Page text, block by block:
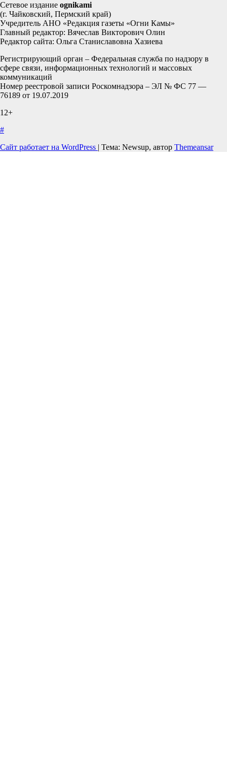
Сетевое издание ognikami
(г. Чайковский, Пермский край)
Учредитель АНО «Редакция газеты «Огни Камы»
Главный редактор: Вячеслав Викторович Олин
Редактор сайта: Ольга Станиславовна Хазиева
Регистрирующий орган – Федеральная служба по надзору в
сфере связи, информационных технологий и массовых
коммуникаций
Номер реестровой записи Роскомнадзора – ЭЛ № ФС 77 —
76189 от 19.07.2019
12+
#
Сайт работает на WordPress | Тема: Newsup, автор Themeansar